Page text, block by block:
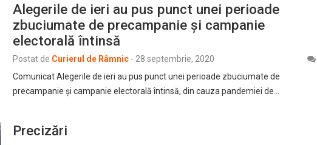
Alegerile de ieri au pus punct unei perioade
zbuciumate de precampanie şi campanie
electorală întinsă
Postat de Curierul de Râmnic - 28 septembrie, 2020
Comunicat Alegerile de ieri au pus punct unei perioade zbuciumate de
precampanie şi campanie electorală întinsă, din cauza pandemiei de…
Precizări